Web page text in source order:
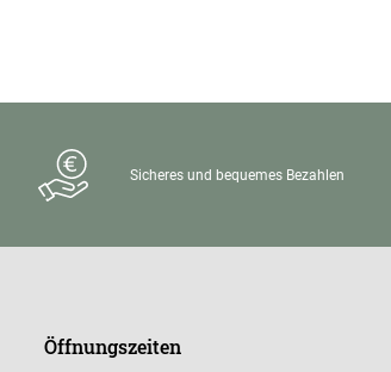
Sicheres und bequemes Bezahlen
Öffnungszeiten